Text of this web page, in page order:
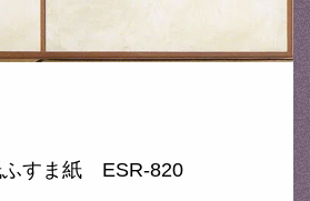
ふすま紙 ESR-820